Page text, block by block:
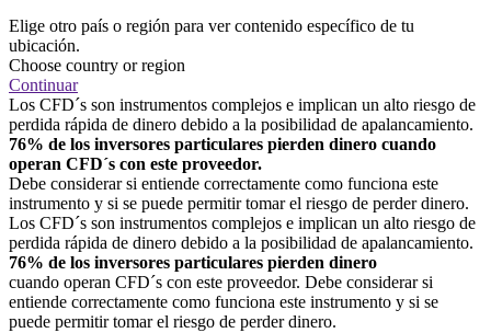
Elige otro país o región para ver contenido específico de tu
ubicación.
Choose country or region
Continuar
Los CFD´s son instrumentos complejos e implican un alto riesgo de
perdida rápida de dinero debido a la posibilidad de apalancamiento.
76% de los inversores particulares pierden dinero cuando
operan CFD´s con este proveedor.
Debe considerar si entiende correctamente como funciona este
instrumento y si se puede permitir tomar el riesgo de perder dinero.
Los CFD´s son instrumentos complejos e implican un alto riesgo de
perdida rápida de dinero debido a la posibilidad de apalancamiento.
76% de los inversores particulares pierden dinero
cuando operan CFD´s con este proveedor. Debe considerar si
entiende correctamente como funciona este instrumento y si se
puede permitir tomar el riesgo de perder dinero.